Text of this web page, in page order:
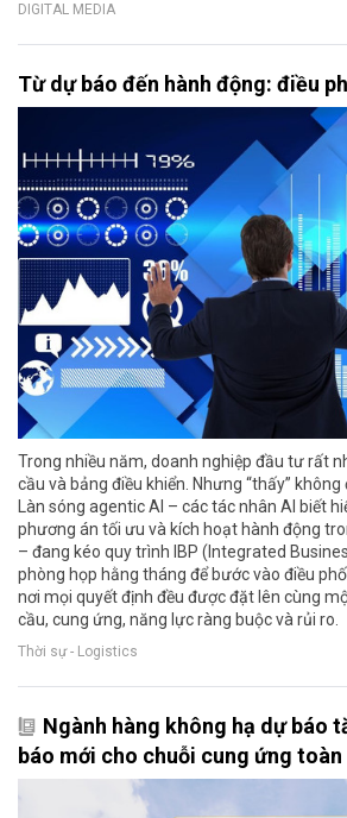
DIGITAL MEDIA
Từ dự báo đến hành động: điều
Trong nhiều năm, doanh nghiệp đầu tư rất
cầu và bảng điều khiển. Nhưng “thấy” không
Làn sóng agentic AI – các tác nhân AI biết
phương án tối ưu và kích hoạt hành động
– đang kéo quy trình IBP (Integrated
phòng họp hằng tháng để bước vào điều
nơi mọi quyết định đều được đặt lên cùng
cầu, cung ứng, năng lực ràng buộc và rủi ro.
Thời sự - Logistics
Ngành hàng không hạ dự báo
báo mới cho chuỗi cung ứng toàn